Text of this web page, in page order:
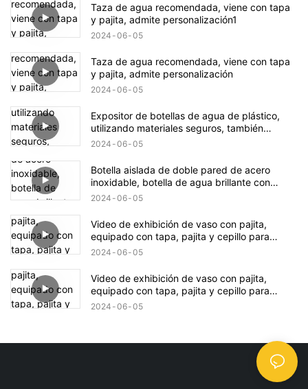
Taza de agua recomendada, viene con tapa
y pajita, admite personalización1
2024 06 05
Taza de agua recomendada, viene con tapa
y pajita, admite personalización
2024 06 05
Expositor de botellas de agua de plástico,
utilizando materiales seguros, también
brindamos servicios personalizados.
2024 06 05
Botella aislada de doble pared de acero
inoxidable, botella de agua brillante con
purpurina y boca media al vacío
2024 06 05
Video de exhibición de vaso con pajita,
equipado con tapa, pajita y cepillo para
pajita, admite personalización2
2024 06 05
Video de exhibición de vaso con pajita,
equipado con tapa, pajita y cepillo para
pajita, admite personalización1
2024 06 05